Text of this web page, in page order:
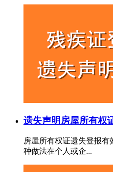
遗失声明 房屋所有权
房屋所有权证遗失登报
种做法在个人或企...